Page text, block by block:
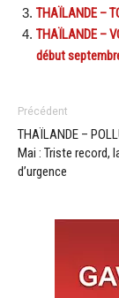
THAÏLANDE –
THAÏLANDE –
début
Précédent
THAÏLANDE –
Mai : Triste record,
d’urgence